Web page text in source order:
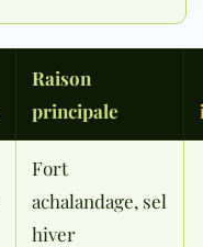
Raison
principale
Fort
achalandage, sel
hiver